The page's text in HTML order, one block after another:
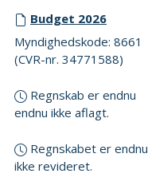
Budget 2026
Myndighedskode: 8661
(CVR-nr. 34771588)
Regnskab er endnu
endnu ikke aflagt.
Regnskabet er endnu
ikke revideret.